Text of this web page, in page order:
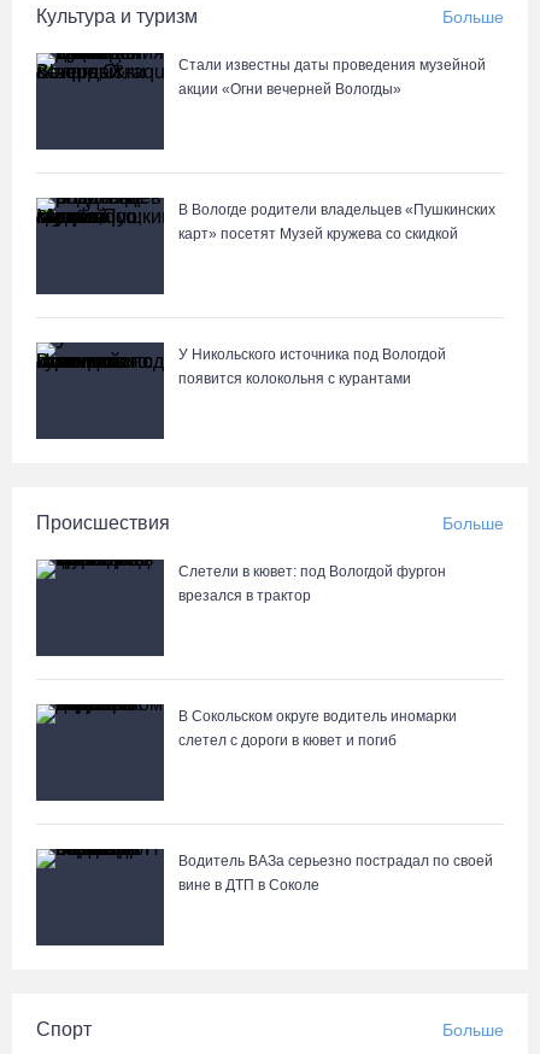
Город Кириллов отметил свой 250-летний юбилей открытием
музейной выставки
заключенным 11 телефонов
Культура и туризм Больше
Стали известны даты проведения музейной
акции «Огни вечерней Вологды»
В Вологде родители владельцев «Пушкинских
карт» посетят Музей кружева со скидкой
У Никольского источника под Вологдой
появится колокольня с курантами
Происшествия Больше
Слетели в кювет: под Вологдой фургон
врезался в трактор
В Сокольском округе водитель иномарки
слетел с дороги в кювет и погиб
Водитель ВАЗа серьезно пострадал по своей
вине в ДТП в Соколе
Спорт Больше